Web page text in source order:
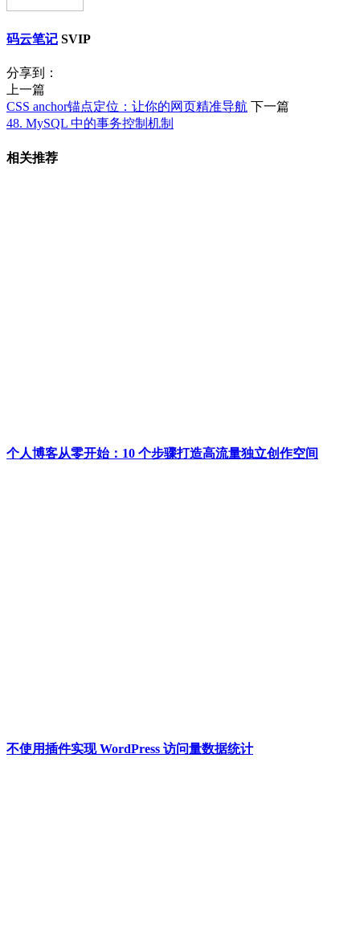
码云笔记 SVIP
分享到：
上一篇
CSS anchor锚点定位：让你的网页精准导航 下一篇
48. MySQL 中的事务控制机制
相关推荐
个人博客从零开始：10 个步骤打造高流量独立创作空间
不使用插件实现 WordPress 访问量数据统计